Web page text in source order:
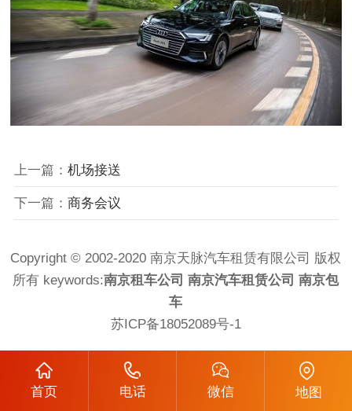
上一篇： 机场接送
下一篇： 商务会议
Copyright © 2002-2020 南京天脉汽车租赁有限公司 版权
所有 keywords:南京租车公司 南京汽车租赁公司 南京包
车
苏ICP备18052089号-1
首页 电话 微信 地图